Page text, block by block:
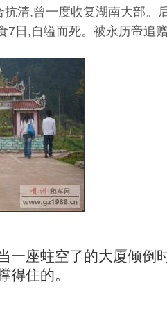
抗清,曾一度收复湖南大部。
7日,自缢而死。被永历帝追
一座蛀空了的大厦倾倒
得住的。